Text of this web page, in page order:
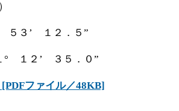
）
５３’ １２．５”
° １２’ ３５．０”
ファイル／48KB]